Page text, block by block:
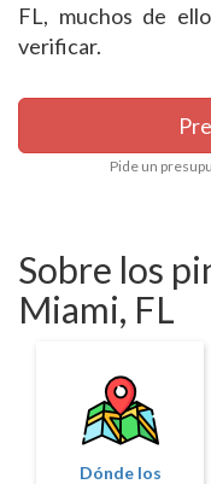
FL, muchos de
verificar.
Pide un
Sobre los
Miami, FL
Dónde los